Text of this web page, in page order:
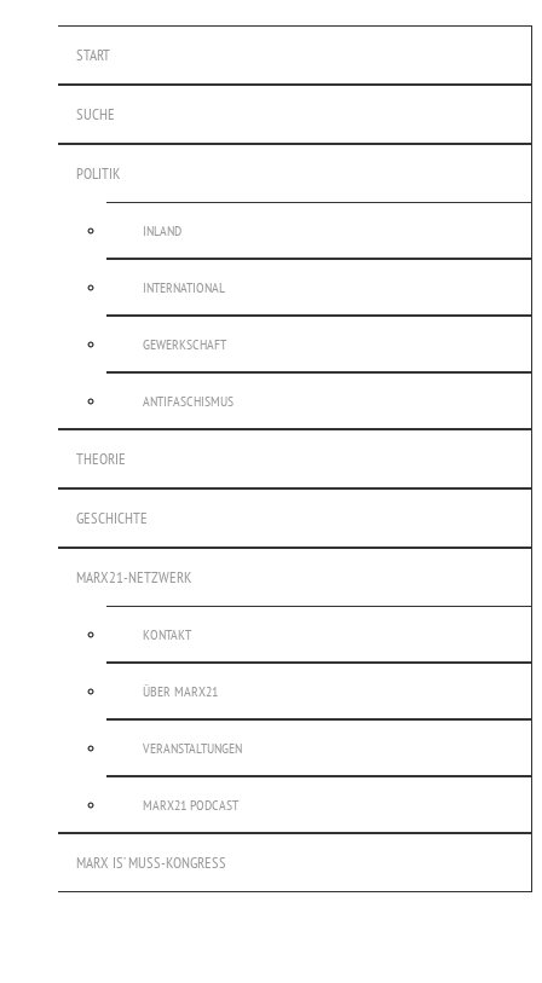
START
SUCHE
POLITIK
INLAND
INTERNATIONAL
GEWERKSCHAFT
ANTIFASCHISMUS
THEORIE
GESCHICHTE
MARX21-NETZWERK
KONTAKT
ÜBER MARX21
VERANSTALTUNGEN
MARX21 PODCAST
MARX IS’ MUSS-KONGRESS